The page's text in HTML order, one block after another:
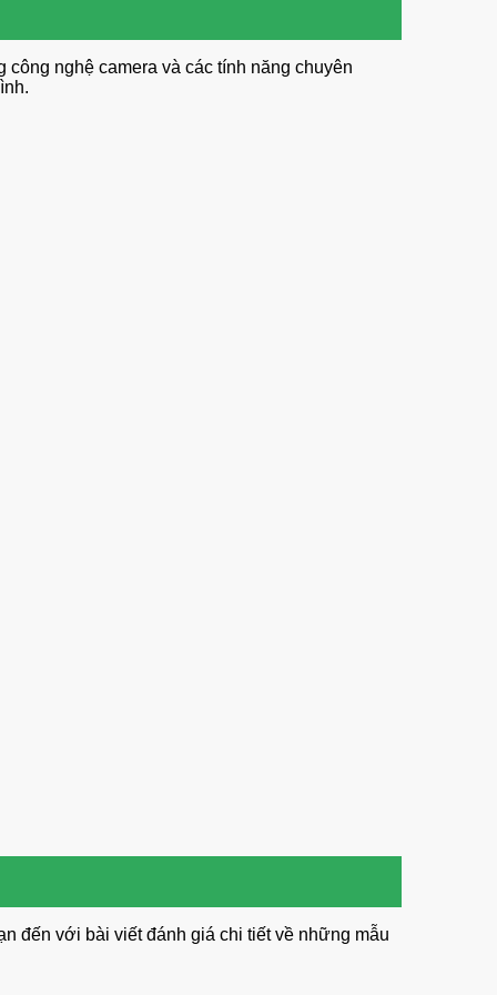
nghệ camera và các tính năng chuyên
đến với bài viết đánh giá chi tiết về những mẫu